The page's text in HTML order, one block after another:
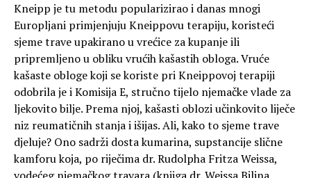
Kneipp je tu metodu popularizirao i danas mnogi
Europljani primjenjuju Kneippovu terapiju, koristeći
sjeme trave upakirano u vrećice za kupanje ili
pripremljeno u obliku vrućih kašastih obloga. Vruće
kašaste obloge koji se koriste pri Kneippovoj terapiji
odobrila je i Komisija E, stručno tijelo njemačke vlade za
ljekovito bilje. Prema njoj, kašasti oblozi učinkovito liječe
niz reumatičnih stanja i išijas. Ali, kako to sjeme trave
djeluje? Ono sadrži dosta kumarina, supstancije slične
kamforu koja, po riječima dr. Rudolpha Fritza Weissa,